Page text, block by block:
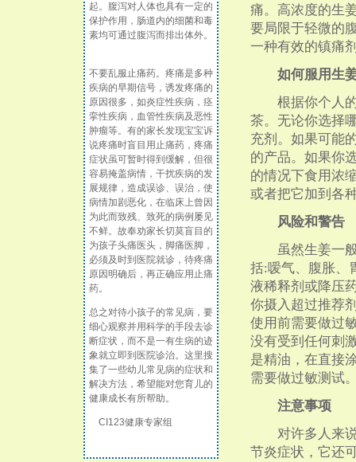
起。腹泻对人体也具有一定的
保护作用，肠道内的细菌和毒
素均可通过腹泻而排出体外。
不要乱服止痛药。疼痛是多种
疾病的早期信号，诱发疼痛的
原因很多，如炎症性疾病，痉
挛性疾病，血管性疾病及恶性
肿瘤等。有的家长发现宝宝诉
说疼痛时盲目用止痛药，疼痛
症状虽可暂时得到缓解，但很
容易掩盖病情，干扰疾病的发
展规律，造成误诊、误治，使
病情加剧恶化，在临床上曾因
为此而致残、致死的病例屡见
不鲜。故奉劝家长切莫盲目的
为孩子头痛医头，脚痛医脚，
必须及时到医院就诊，待疼痛
原因明确后，再正确应用止痛
药。
总之对待小孩子的常见病，要
细心观察并用科学的手段去诊
断症状，而不是一有生病的迹
象就立即到医院诊治。这里搜
集了一些幼儿常见病的症状和
解决方法，希望能对您育儿的
健康成长有所帮助。
CI123健康专家组
痛。高浓度的生
要局限于轻微的
一种有效的镇痛
如何服用生
根据你个人的
茶。无论你选择
充剂。如果可能
的产品。如果你
的情况下食用浓
或者把它加到各
风险和警告
虽然生姜一般
括:嗳气、腹胀、
液稀释剂或降压
你摄入超过推荐
使用前需要做过
没有受到任何刺
是精油，在直接
需要做过敏测试
注意事项
对许多人来说
节炎症状，它还